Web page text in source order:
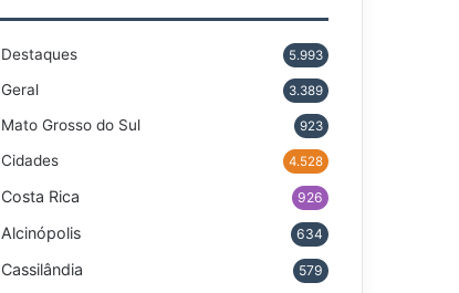
Destaques 5.993
Geral 3.389
Mato Grosso do Sul 923
Cidades 4.528
Costa Rica 926
Alcinópolis 634
Cassilândia 579